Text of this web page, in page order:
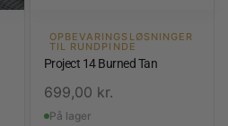
OPBEVARINGSLØSNINGER
TIL RUNDPINDE
Project 14 Burned Tan
699,00 kr.
På lager